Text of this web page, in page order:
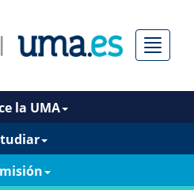
Menú
la UMA